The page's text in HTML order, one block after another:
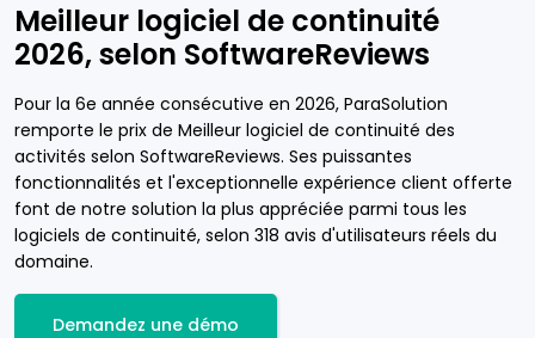
Meilleur logiciel de continuité
2026, selon SoftwareReviews
Pour la 6e année consécutive en 2026, ParaSolution
remporte le prix de Meilleur logiciel de continuité des
activités selon SoftwareReviews. Ses puissantes
fonctionnalités et l'exceptionnelle expérience client offerte
font de notre solution la plus appréciée parmi tous les
logiciels de continuité, selon 318 avis d'utilisateurs réels du
domaine.
Demandez une démo